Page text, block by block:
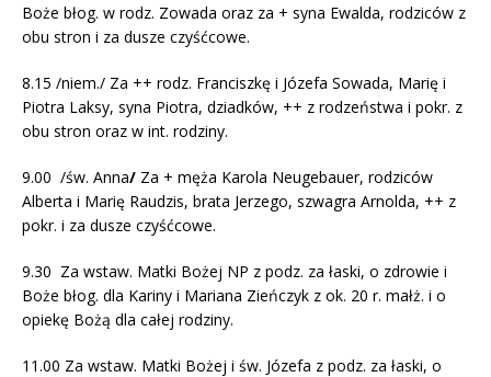
Boże błog. w rodz. Zowada oraz za + syna Ewalda, rodziców z
obu stron i za dusze czyśćcowe.
8.15 /niem./ Za ++ rodz. Franciszkę i Józefa Sowada, Marię i
Piotra Laksy, syna Piotra, dziadków, ++ z rodzeństwa i pokr. z
obu stron oraz w int. rodziny.
9.00 /św. Anna/ Za + męża Karola Neugebauer, rodziców
Alberta i Marię Raudzis, brata Jerzego, szwagra Arnolda, ++ z
pokr. i za dusze czyśćcowe.
9.30 Za wstaw. Matki Bożej NP z podz. za łaski, o zdrowie i
Boże błog. dla Kariny i Mariana Zieńczyk z ok. 20 r. małż. i o
opiekę Bożą dla całej rodziny.
11.00 Za wstaw. Matki Bożej i św. Józefa z podz. za łaski, o